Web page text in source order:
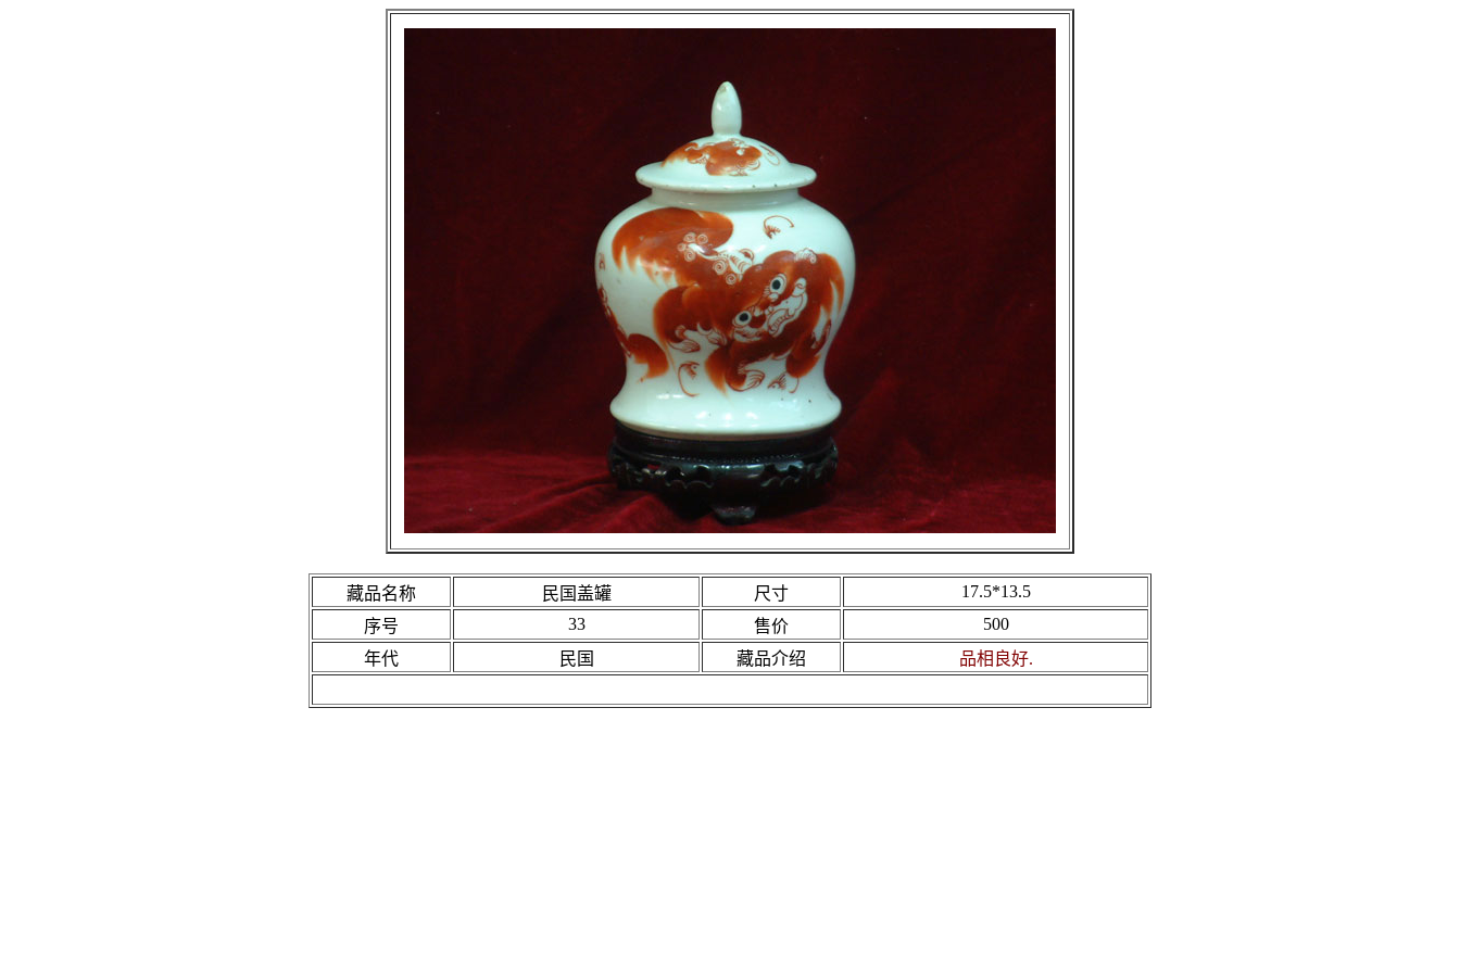
藏品名称 民国盖罐 尺寸
17.5*13.5
序号
33 售价
500
年代
民国 藏品介绍 品相良好.